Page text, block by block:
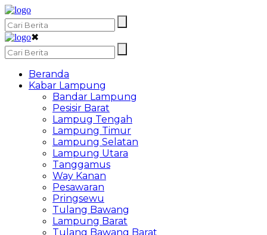
✖
Beranda
Kabar Lampung
Bandar Lampung
Pesisir Barat
Lampug Tengah
Lampung Timur
Lampung Selatan
Lampung Utara
Tanggamus
Way Kanan
Pesawaran
Pringsewu
Tulang Bawang
Lampung Barat
Tulang Bawang Barat